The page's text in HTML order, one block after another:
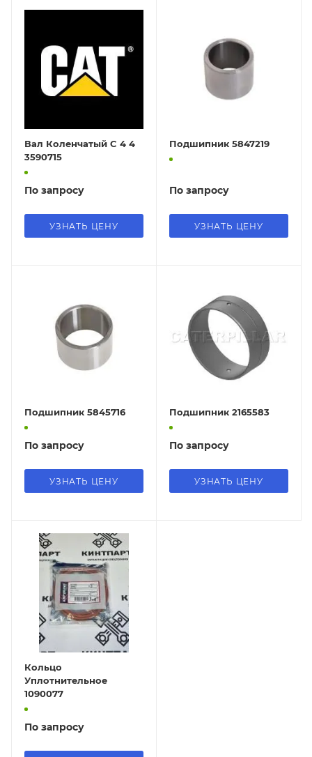
Вал Коленчатый C 4 4
3590715
По запросу
УЗНАТЬ ЦЕНУ
Подшипник 5847219
По запросу
УЗНАТЬ ЦЕНУ
Подшипник 5845716
По запросу
УЗНАТЬ ЦЕНУ
Подшипник 2165583
По запросу
УЗНАТЬ ЦЕНУ
Кольцо
Уплотнительное
1090077
По запросу